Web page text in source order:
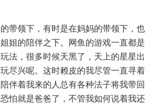
带领下，有时是在妈妈的带领下，也
姐的陪伴之下。网鱼的游戏一直都是
法，很多时候天黑了，天上的星星出
尽兴呢。这时赖皮的我尽管一直寻着
伴着我来的人总有各种法子将我带回
怕就是爸爸了，不管我如何说着我还